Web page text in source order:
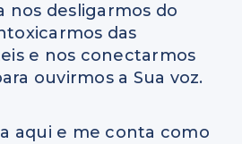
nos desligarmos do
das
e nos conectarmos
ouvirmos a Sua voz.
aqui e me conta como